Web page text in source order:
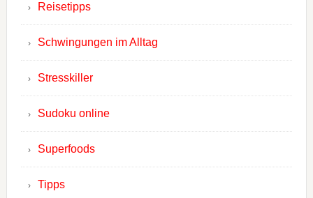
Reisetipps
Schwingungen im Alltag
Stresskiller
Sudoku online
Superfoods
Tipps